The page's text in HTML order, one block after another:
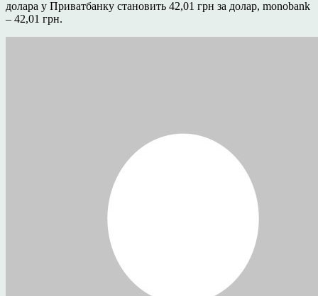
долара у Приватбанку становить 42,01 грн за долар, monobank
– 42,01 грн.